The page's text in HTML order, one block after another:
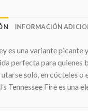
INFORMACIÓN
es una variante picante
perfecta para quienes
solo, en cócteles o
Tennessee Fire es